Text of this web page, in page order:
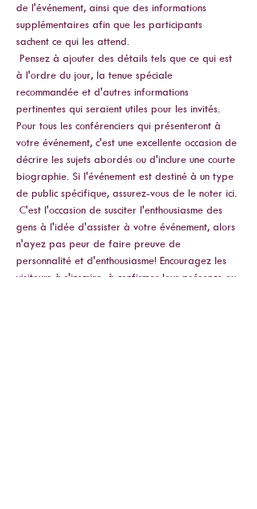
de l'événement, ainsi que des informations
supplémentaires afin que les participants
sachent ce qui les attend.
à l'ordre du jour, la tenue spéciale
recommandée et d'autres informations
pertinentes qui seraient utiles pour les invités.
Pour tous les conférenciers qui présenteront à
votre événement, c'est une excellente occasion de
décrire les sujets abordés ou d'inclure une courte
biographie. Si l'événement est destiné à un type
de public spécifique, assurez-vous de le noter ici.
gens à l'idée d'assister à votre événement, alors
n'ayez pas peur de faire preuve de
personnalité et d'enthousiasme! Encouragez les
visiteurs à s'inscrire, à confirmer leur présence ou